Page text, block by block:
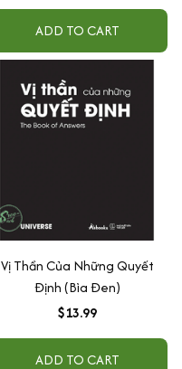
ADD TO CART
Vị Thần Của Những Quyết
Định (Bìa Đen)
$13.99
ADD TO CART